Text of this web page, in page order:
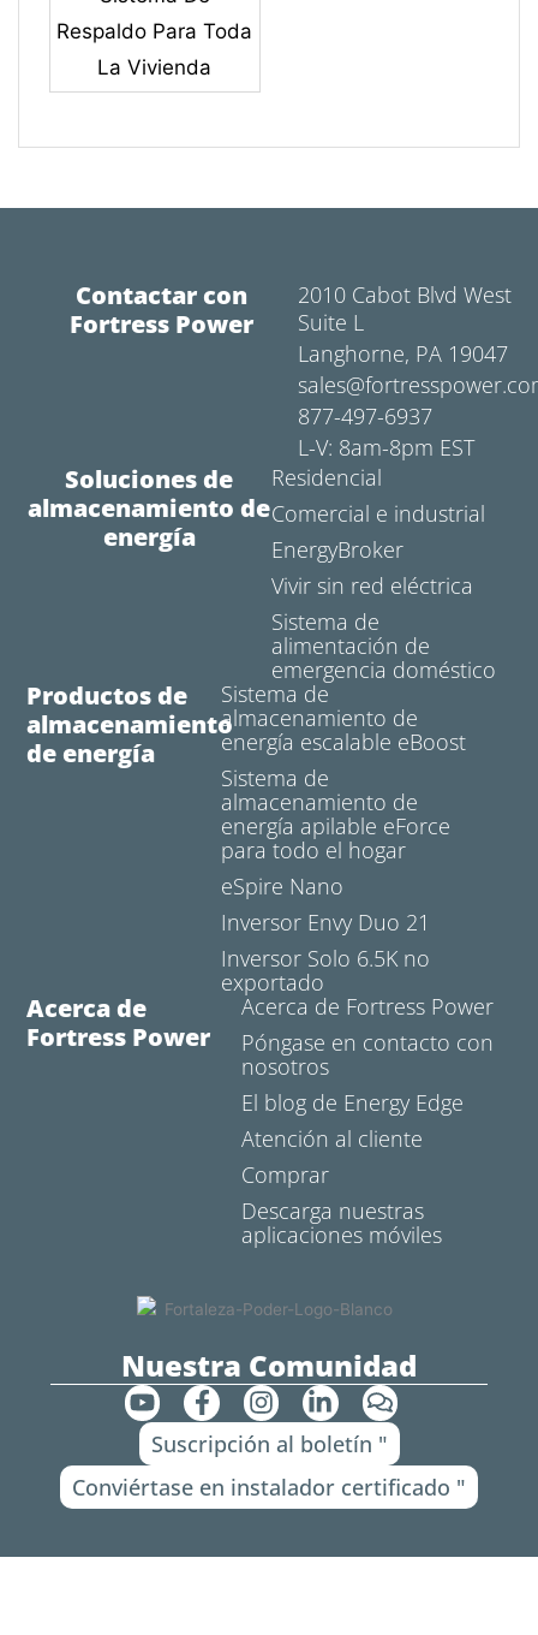
Respaldo Para Toda
La Vivienda
Contactar con
Fortress Power
2010 Cabot Blvd West
Suite L
Langhorne, PA 19047
877-497-6937
L-V: 8am-8pm EST
Soluciones de
almacenamiento de
energía
Residencial
Comercial e industrial
EnergyBroker
Vivir sin red eléctrica
Sistema de
alimentación de
emergencia doméstico
Productos de
almacenamiento
de energía
Sistema de
almacenamiento de
energía escalable eBoost
Sistema de
almacenamiento de
energía apilable eForce
para todo el hogar
eSpire Nano
Inversor Envy Duo 21
Inversor Solo 6.5K no
exportado
Acerca de
Fortress Power
Acerca de Fortress Power
Póngase en contacto con
nosotros
El blog de Energy Edge
Atención al cliente
Comprar
Descarga nuestras
aplicaciones móviles
Nuestra Comunidad
Y
o
u
t
u
F
a
c
b
I
n
s
a
L
i
n
e
C
o
m
e
n
Suscripción al boletín "
Conviértase en instalador certificado "